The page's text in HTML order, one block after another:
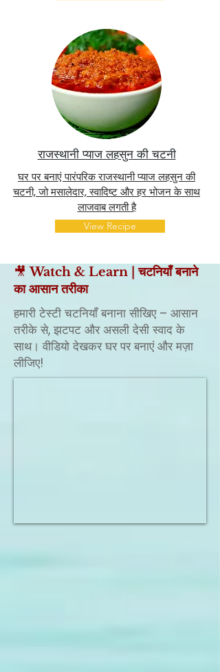
राजस्थानी प्याज लहसुन की चटनी
घर पर बनाएं पारंपरिक राजस्थानी प्याज लहसुन की
चटनी, जो मसालेदार, स्वादिष्ट और हर भोजन के साथ
लाजवाब लगती है
View Recipe
🎥Watch & Learn | चटनियाँ बनाने
का आसान तरीका
हमारी टेस्टी चटनियाँ बनाना सीखिए – आसान
तरीके से, झटपट और असली देसी स्वाद के
साथ। वीडियो देखकर घर पर बनाएं और मज़ा
लीजिए!